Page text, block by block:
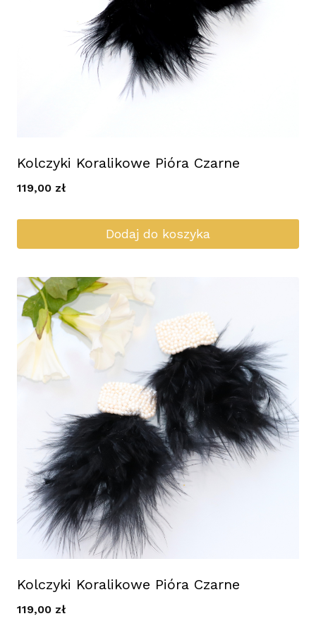
Kolczyki Koralikowe Pióra Czarne
119,00 zł
Dodaj do koszyka
Kolczyki Koralikowe Pióra Czarne
119,00 zł